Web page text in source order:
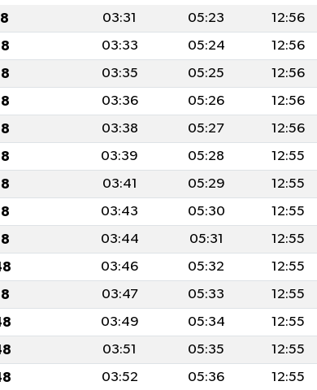
03:31 05:23 12:56
03:33 05:24 12:56
03:35 05:25 12:56
03:36 05:26 12:56
03:38 05:27 12:56
03:39 05:28 12:55
03:41 05:29 12:55
03:43 05:30 12:55
03:44 05:31 12:55
03:46 05:32 12:55
03:47 05:33 12:55
03:49 05:34 12:55
03:51 05:35 12:55
03:52 05:36 12:55